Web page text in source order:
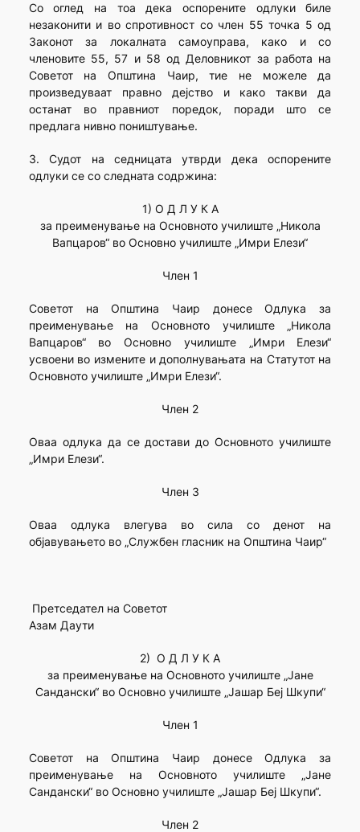
Со оглед на тоа дека оспорените одлуки биле
незаконити и во спротивност со член 55 точка 5 од
Законот за локалната самоуправа, како и со
членовите 55, 57 и 58 од Деловникот за работа на
Советот на Општина Чаир, тие не можеле да
произведуваат правно дејство и како такви да
останат во правниот поредок, поради што се
предлага нивно поништување.
3. Судот на седницата утврди дека оспорените
одлуки се со следната содржина:
1) О Д Л У К А
за преименување на Основното училиште „Никола
Вапцаров“ во Основно училиште „Имри Елези“
Член 1
Советот на Општина Чаир донесе Одлука за
преименување на Основното училиште „Никола
Вапцаров“ во Основно училиште „Имри Елези“
усвоени во измените и дополнувањата на Статутот на
Основното училиште „Имри Елези“.
Член 2
Оваа одлука да се достави до Основното училиште
„Имри Елези“.
Член 3
Оваа одлука влегува во сила со денот на
објавувањето во „Службен гласник на Општина Чаир“
Претседател на Советот
Азам Даути
2) О Д Л У К А
за преименување на Основното училиште „Јане
Сандански“ во Основно училиште „Јашар Беј Шкупи“
Член 1
Советот на Општина Чаир донесе Одлука за
преименување на Основното училиште „Јане
Сандански“ во Основно училиште „Јашар Беј Шкупи“.
Член 2